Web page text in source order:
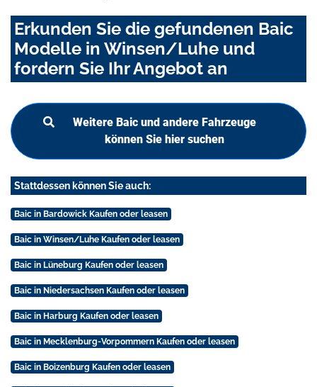
Erkunden Sie die gefundenen Baic
Modelle in Winsen/Luhe und
fordern Sie Ihr Angebot an
Weitere Baic und andere Fahrzeuge
können Sie hier suchen
Stattdessen können Sie auch:
Baic in Bardowick Kaufen oder leasen
Baic in Winsen/Luhe Kaufen oder leasen
Baic in Lüneburg Kaufen oder leasen
Baic in Niedersachsen Kaufen oder leasen
Baic in Harburg Kaufen oder leasen
Baic in Mecklenburg-Vorpommern Kaufen oder leasen
Baic in Boizenburg Kaufen oder leasen